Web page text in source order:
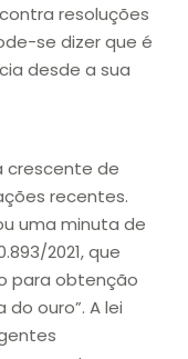
resoluções
se dizer que é
desde a sua
crescente de
recentes.
uma minuta de
2021, que
para obtenção
ouro”. A lei